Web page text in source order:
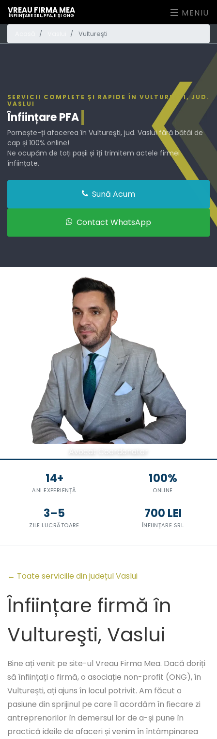
VREAU FIRMA MEA
ÎNFIINȚARE SRL, PFA, II ȘI ONG MENIU
Vultureşti
SERVICII COMPLETE ȘI RAPIDE ÎN VULTUREŞTI, JUD.
VASLUI
ÎnființarePFA
Pornește-ți afacerea în Vultureşti, jud. Vaslui fără bătăi de
cap și 100% online!
Ne ocupăm de toți pașii și îți trimitem actele firmei
înființate.
Sună Acum
Contact WhatsApp
Avocat Coordonator
14+
ANI EXPERIENȚĂ
100%
ONLINE
3–5
ZILE LUCRĂTOARE
700 LEI
ÎNFIINȚARE SRL
← Toate serviciile din județul Vaslui
Înființare firmă în
Vultureşti, Vaslui
Bine ați venit pe site-ul Vreau Firma Mea. Dacă doriți
să înființați o firmă, o asociație non-profit (ONG), în
Vultureşti, ați ajuns în locul potrivit. Am făcut o
pasiune din sprijinul pe care îl acordăm în fiecare zi
antreprenorilor în demersul lor de a-și pune în
practică ideile de afaceri și venim în întâmpinarea